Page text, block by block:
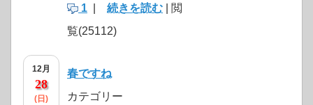
1 続きを読む | 閲
覧(25112)
12月
28
(日)
春ですね
カテゴリー